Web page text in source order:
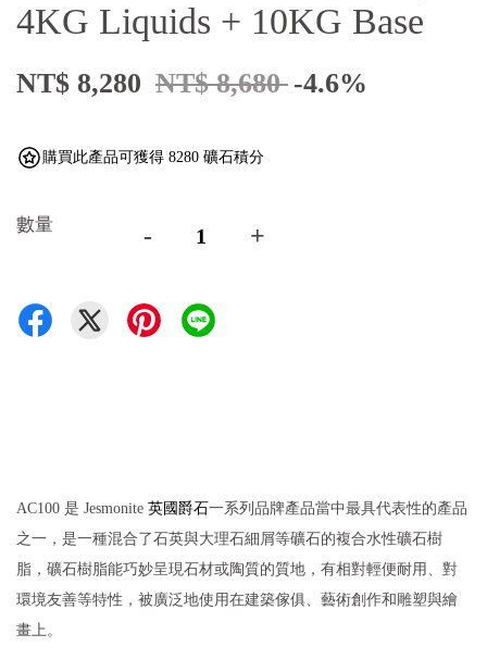
4KG Liquids + 10KG Base
NT$ 8,280 NT$ 8,680 -4.6%
購買此產品可獲得 8280 礦石積分
數量 - +
AC100 是 Jesmonite 英國爵石一系列品牌產品當中最具代表性的產品
之一，是一種混合了石英與大理石細屑等礦石的複合水性礦石樹
脂，礦石樹脂能巧妙呈現石材或陶質的質地，有相對輕便耐用、對
環境友善等特性，被廣泛地使用在建築傢俱、藝術創作和雕塑與繪
畫上。